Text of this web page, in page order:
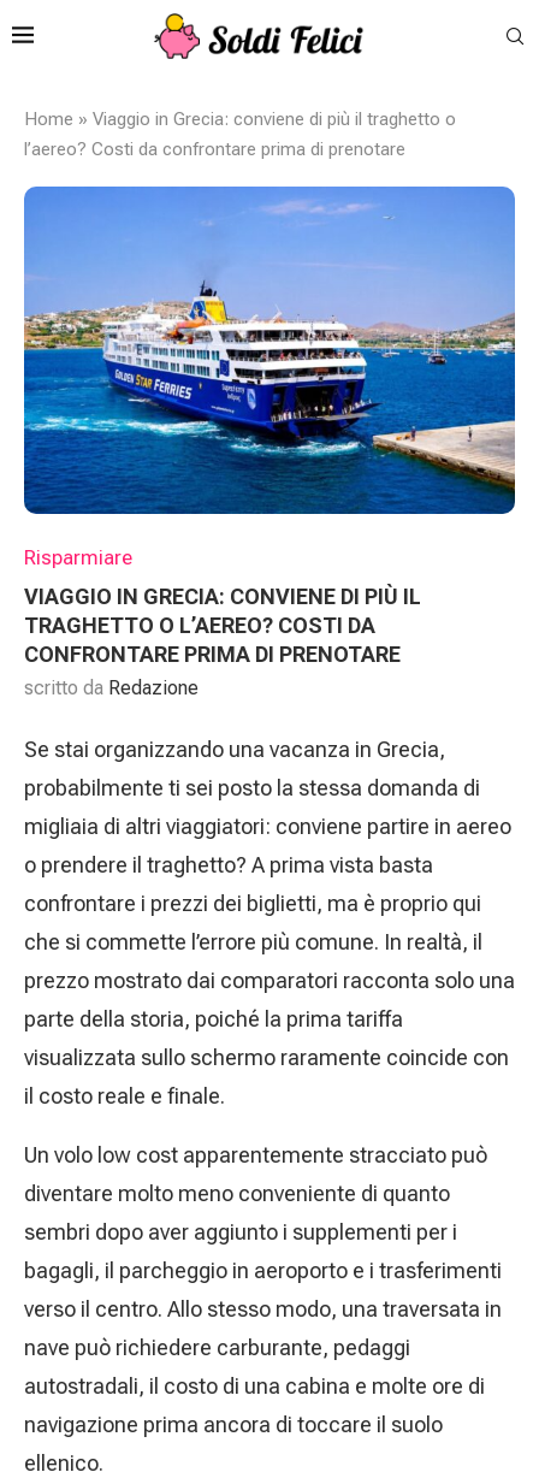
Home » Viaggio in Grecia: conviene di più il traghetto o
l’aereo? Costi da confrontare prima di prenotare
Risparmiare
VIAGGIO IN GRECIA: CONVIENE DI PIÙ IL
TRAGHETTO O L’AEREO? COSTI DA
CONFRONTARE PRIMA DI PRENOTARE
scritto da Redazione
Se stai organizzando una vacanza in Grecia,
probabilmente ti sei posto la stessa domanda di
migliaia di altri viaggiatori: conviene partire in aereo
o prendere il traghetto? A prima vista basta
confrontare i prezzi dei biglietti, ma è proprio qui
che si commette l’errore più comune. In realtà, il
prezzo mostrato dai comparatori racconta solo una
parte della storia, poiché la prima tariffa
visualizzata sullo schermo raramente coincide con
il costo reale e finale.
Un volo low cost apparentemente stracciato può
diventare molto meno conveniente di quanto
sembri dopo aver aggiunto i supplementi per i
bagagli, il parcheggio in aeroporto e i trasferimenti
verso il centro. Allo stesso modo, una traversata in
nave può richiedere carburante, pedaggi
autostradali, il costo di una cabina e molte ore di
navigazione prima ancora di toccare il suolo
ellenico.